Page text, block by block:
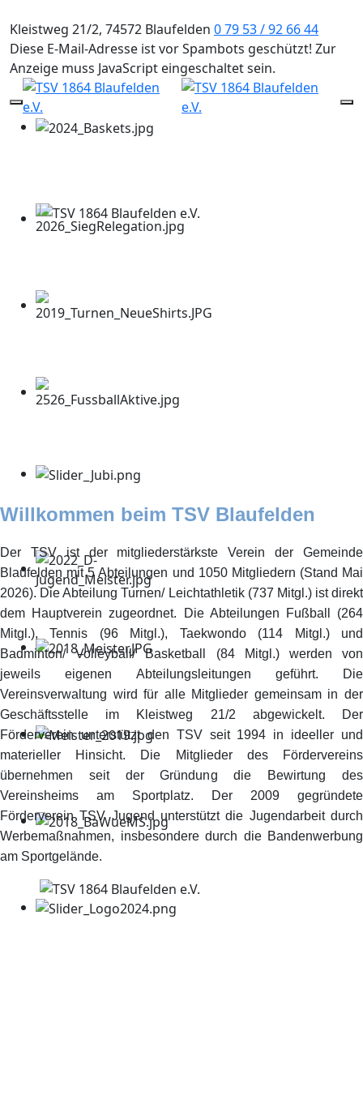
Kleistweg 21/2, 74572 Blaufelden 0 79 53 / 92 66 44
Diese E-Mail-Adresse ist vor Spambots geschützt! Zur
Anzeige muss JavaScript eingeschaltet sein.
Mobile Menu Toggle
Willkommen beim TSV Blaufelden
Der TSV ist der mitgliederstärkste Verein der Gemeinde
Blaufelden mit 5 Abteilungen und 1050 Mitgliedern (Stand Mai
2026). Die Abteilung Turnen/ Leichtathletik (737 Mitgl.) ist direkt
dem Hauptverein zugeordnet. Die Abteilungen Fußball (264
Mitgl.), Tennis (96 Mitgl.), Taekwondo (114 Mitgl.) und
Badminton/ Volleyball/ Basketball (84 Mitgl.) werden von
jeweils eigenen Abteilungsleitungen geführt. Die
Vereinsverwaltung wird für alle Mitglieder gemeinsam in der
Geschäftsstelle im Kleistweg 21/2 abgewickelt. Der
Förderverein unterstützt den TSV seit 1994 in ideeller und
materieller Hinsicht. Die Mitglieder des Fördervereins
übernehmen seit der Gründung die Bewirtung des
Vereinsheims am Sportplatz. Der 2009 gegründete
Förderverein TSV Jugend unterstützt die Jugendarbeit durch
Werbemaßnahmen, insbesondere durch die Bandenwerbung
am Sportgelände.